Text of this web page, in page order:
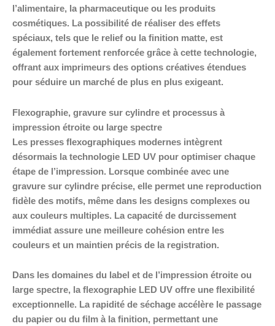
l’alimentaire, la pharmaceutique ou les produits
cosmétiques. La possibilité de réaliser des effets
spéciaux, tels que le relief ou la finition matte, est
également fortement renforcée grâce à cette technologie,
offrant aux imprimeurs des options créatives étendues
pour séduire un marché de plus en plus exigeant.
Flexographie, gravure sur cylindre et processus à
impression étroite ou large spectre
Les presses flexographiques modernes intègrent
désormais la technologie LED UV pour optimiser chaque
étape de l’impression. Lorsque combinée avec une
gravure sur cylindre précise, elle permet une reproduction
fidèle des motifs, même dans les designs complexes ou
aux couleurs multiples. La capacité de durcissement
immédiat assure une meilleure cohésion entre les
couleurs et un maintien précis de la registration.
Dans les domaines du label et de l’impression étroite ou
large spectre, la flexographie LED UV offre une flexibilité
exceptionnelle. La rapidité de séchage accélère le passage
du papier ou du film à la finition, permettant une